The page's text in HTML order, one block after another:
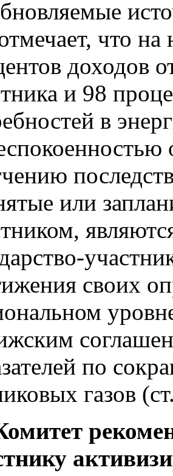
что на
доходов
и 98
в
или
своих
по
газов